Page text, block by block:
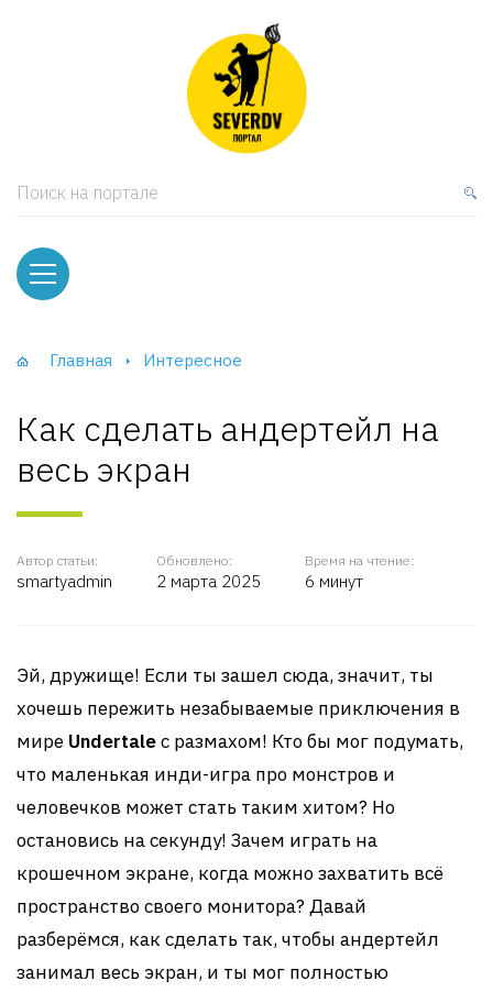
Поиск на портале
Главная Интересное
Как сделать андертейл на
весь экран
Автор статьи:
smartyadmin
Обновлено:
2 марта 2025
Время на чтение:
6 минут
Эй, дружище! Если ты зашел сюда, значит, ты
хочешь пережить незабываемые приключения в
мире Undertaleс размахом! Кто бы мог подумать,
что маленькая инди-игра про монстров и
человечков может стать таким хитом? Но
остановись на секунду! Зачем играть на
крошечном экране, когда можно захватить всё
пространство своего монитора? Давай
разберёмся, как сделать так, чтобы андертейл
занимал весь экран, и ты мог полностью
и тумбы